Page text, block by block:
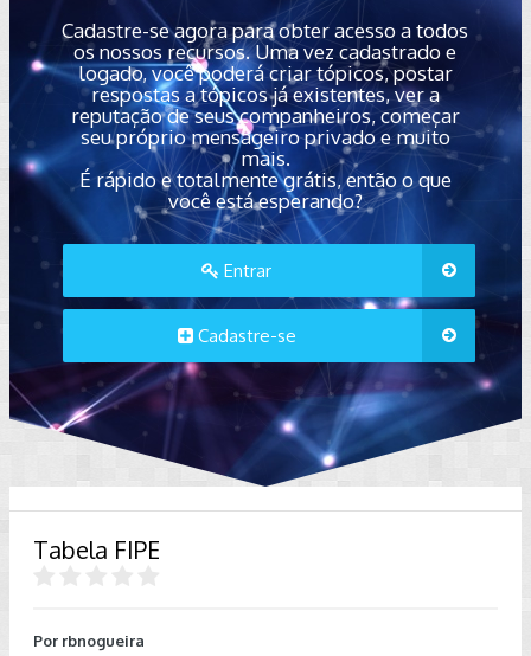
Cadastre-se agora para obter acesso a todos
os nossos recursos. Uma vez cadastrado e
logado, você poderá criar tópicos, postar
respostas a tópicos já existentes, ver a
reputação de seus companheiros, começar
seu próprio mensageiro privado e muito
mais.
É rápido e totalmente grátis, então o que
você está esperando?
Entrar
Cadastre-se
Tabela FIPE
Por rbnogueira